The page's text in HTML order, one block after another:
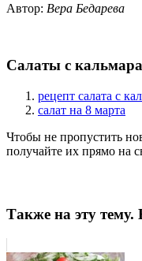
Автор: Вера Бедарева
Салаты с
рецепт салата с
салат на 8 марта
Чтобы не пропустить
получайте их прямо на
Также на эту